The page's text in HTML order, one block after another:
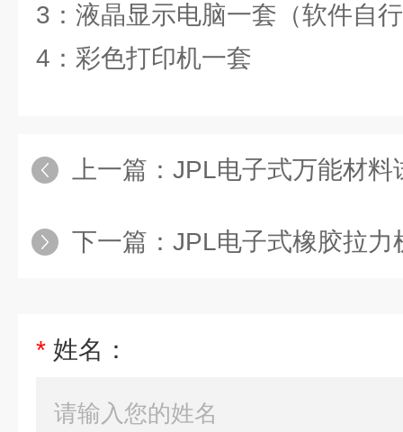
3：液晶显示电脑一套（软件自
4：彩色打印机一套
上一篇： JPL电子式万能材料
下一篇： JPL电子式橡胶拉力机报价
* 姓名：